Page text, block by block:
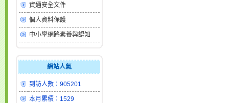
資通安全文件
個人資料保護
中小學網路素養與認知
網站人氣
到訪人數：905201
本月累積：1529